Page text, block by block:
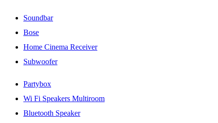
Soundbar
Bose
Home Cinema Receiver
Subwoofer
Partybox
Wi Fi Speakers Multiroom
Bluetooth Speaker